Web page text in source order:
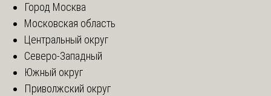
Город Москва
Московская область
Центральный округ
Северо-Западный
Южный округ
Приволжский округ